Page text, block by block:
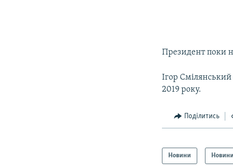
Президент поки
Ігор
2019 року.
Поділитись
Новини